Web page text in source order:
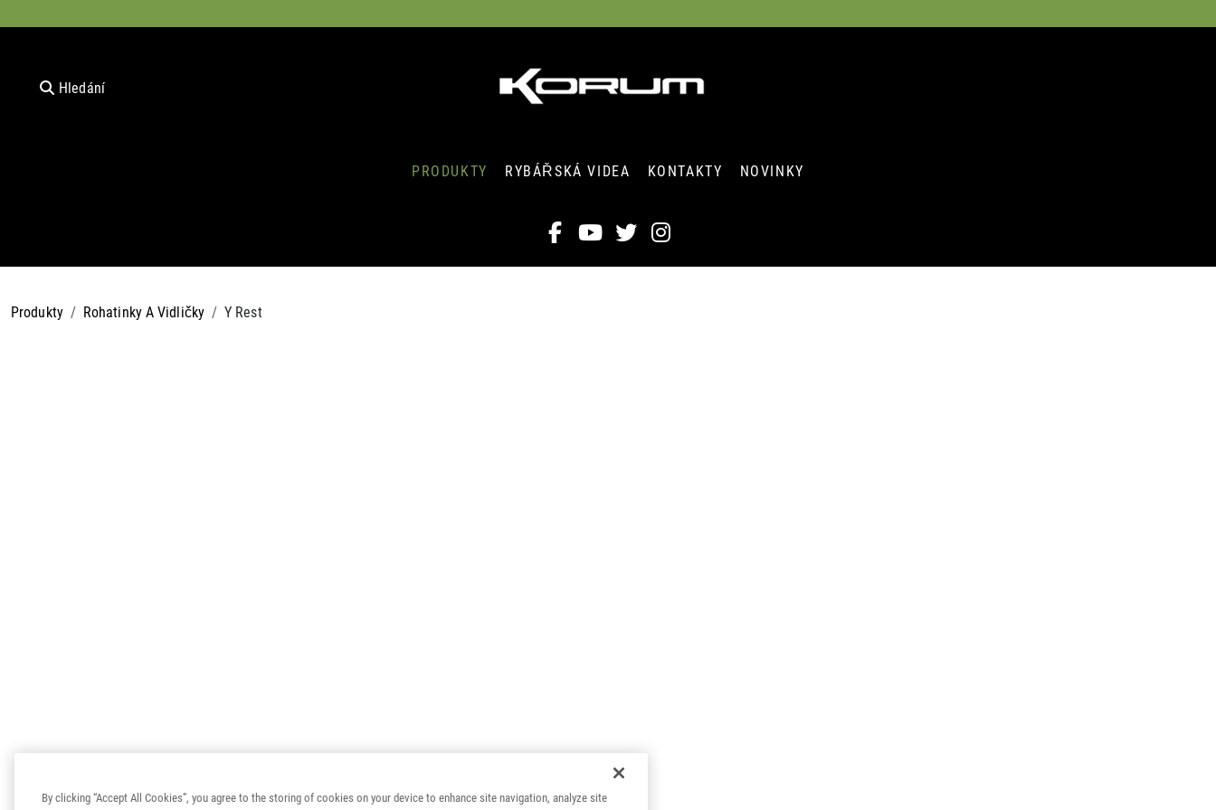
Hledání
PRODUKTY RYBÁŘSKÁ VIDEA KONTAKTY NOVINKY
Produkty Rohatinky A Vidličky Y Rest
By clicking “Accept All Cookies”, you agree to the storing of cookies on your device to enhance site navigation, analyze site